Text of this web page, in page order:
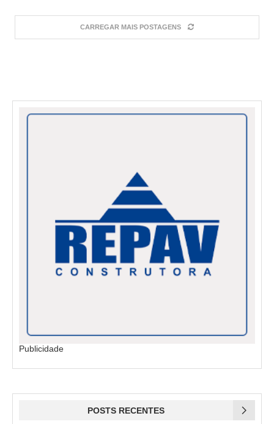
CARREGAR MAIS POSTAGENS
Publicidade
POSTS RECENTES